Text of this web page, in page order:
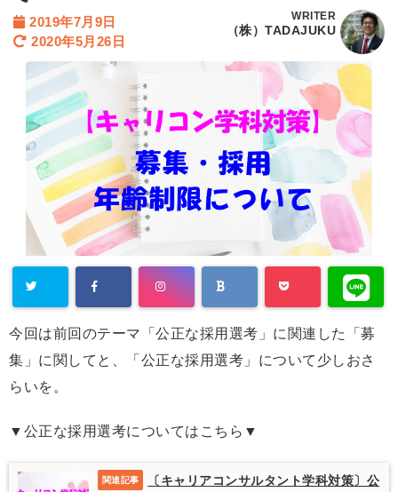
2019年7月9日
2020年5月26日
WRITER
（株）TADAJUKU
今回は前回のテーマ「公正な採用選考」に関連した「募
集」に関してと、「公正な採用選考」について少しおさ
らいを。
▼公正な採用選考についてはこちら▼
〔キャリアコンサルタント学科対策〕公